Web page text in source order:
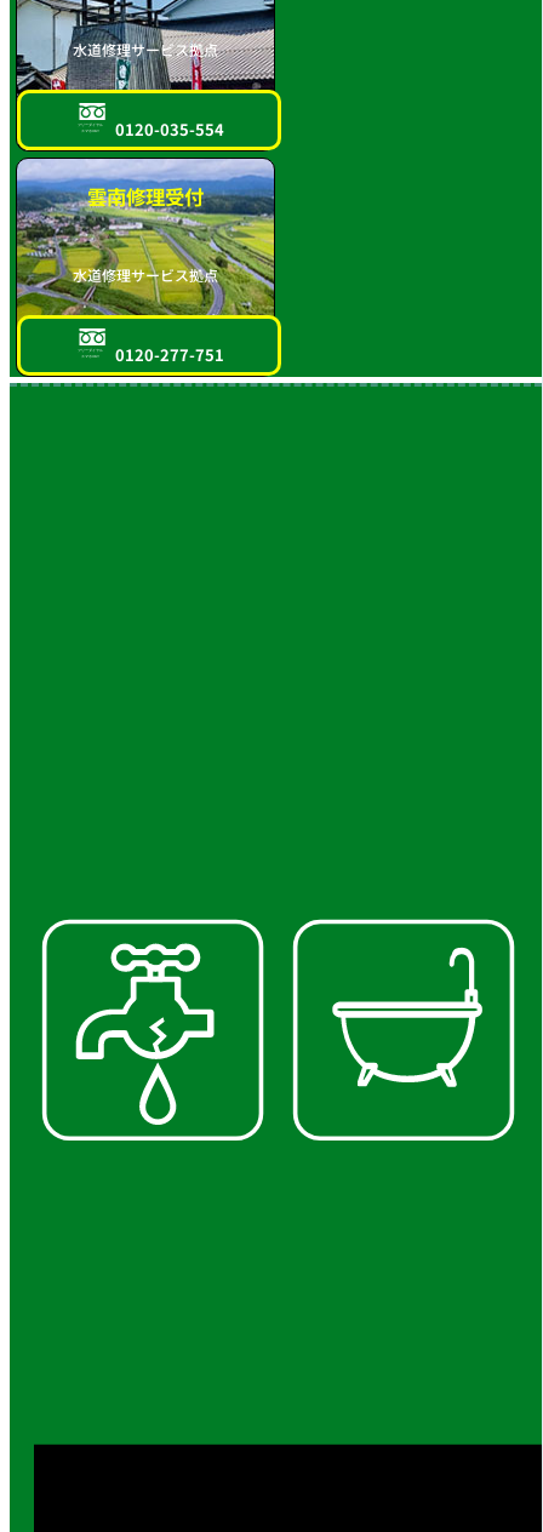
水道修理サービス拠点
フリーダイヤル
スマホOK!! 0120-035-554
雲南修理受付
水道修理サービス拠点
フリーダイヤル
スマホOK!! 0120-277-751